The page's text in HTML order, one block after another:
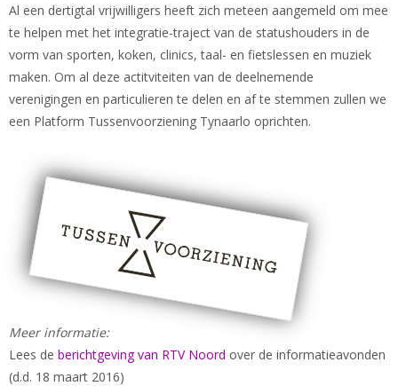
Al een dertigtal vrijwilligers heeft zich meteen aangemeld om mee
te helpen met het integratie-traject van de statushouders in de
vorm van sporten, koken, clinics, taal- en fietslessen en muziek
maken. Om al deze actitviteiten van de deelnemende
verenigingen en particulieren te delen en af te stemmen zullen we
een Platform Tussenvoorziening Tynaarlo oprichten.
Meer informatie:
Lees de berichtgeving van RTV Noord over de informatieavonden
(d.d. 18 maart 2016)